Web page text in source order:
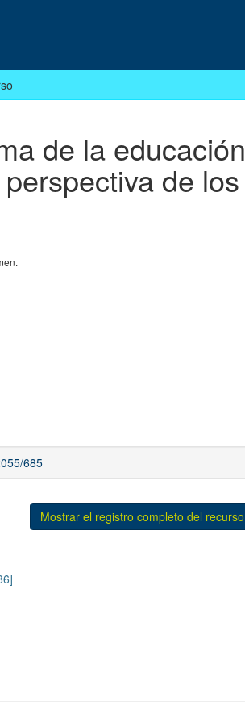
de la educación
de los
685
Mostrar el registro completo del recurso